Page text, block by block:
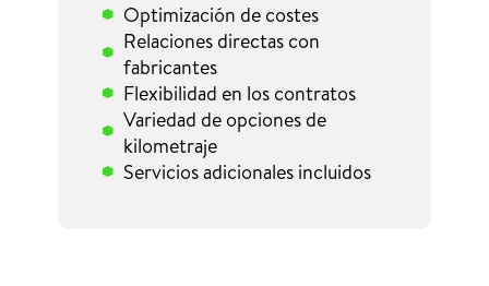
Optimización de costes
Relaciones directas con
fabricantes
Flexibilidad en los contratos
Variedad de opciones de
kilometraje
Servicios adicionales incluidos